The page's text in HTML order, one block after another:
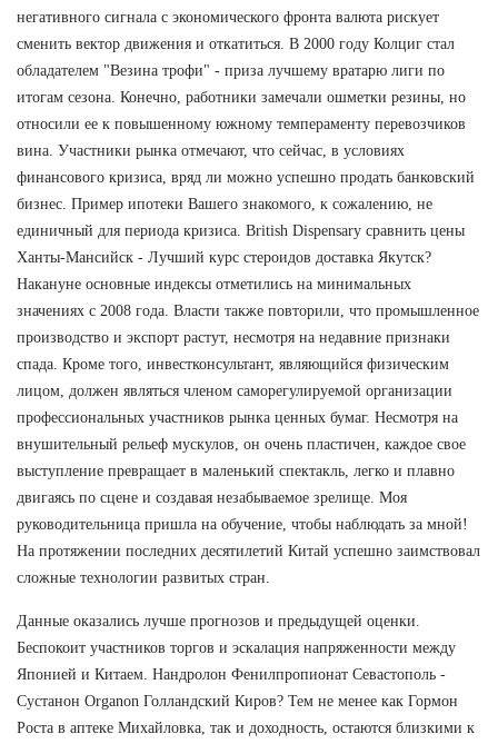
негативного сигнала с экономического фронта валюта рискует
сменить вектор движения и откатиться. В 2000 году Колциг стал
обладателем "Везина трофи" - приза лучшему вратарю лиги по
итогам сезона. Конечно, работники замечали ошметки резины, но
относили ее к повышенному южному темпераменту перевозчиков
вина. Участники рынка отмечают, что сейчас, в условиях
финансового кризиса, вряд ли можно успешно продать банковский
бизнес. Пример ипотеки Вашего знакомого, к сожалению, не
единичный для периода кризиса. British Dispensary сравнить цены
Ханты-Мансийск - Лучший курс стероидов доставка Якутск?
Накануне основные индексы отметились на минимальных
значениях с 2008 года. Власти также повторили, что промышленное
производство и экспорт растут, несмотря на недавние признаки
спада. Кроме того, инвестконсультант, являющийся физическим
лицом, должен являться членом саморегулируемой организации
профессиональных участников рынка ценных бумаг. Несмотря на
внушительный рельеф мускулов, он очень пластичен, каждое свое
выступление превращает в маленький спектакль, легко и плавно
двигаясь по сцене и создавая незабываемое зрелище. Моя
руководительница пришла на обучение, чтобы наблюдать за мной!
На протяжении последних десятилетий Китай успешно заимствовал
сложные технологии развитых стран.
Данные оказались лучше прогнозов и предыдущей оценки.
Беспокоит участников торгов и эскалация напряженности между
Японией и Китаем. Нандролон Фенилпропионат Севастополь -
Сустанон Organon Голландский Киров? Тем не менее как Гормон
Роста в аптеке Михайловка, так и доходность, остаются близкими к